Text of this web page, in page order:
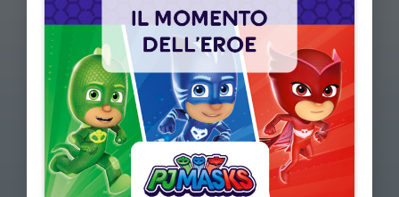
Una guida didattica completa rivolta ai docenti